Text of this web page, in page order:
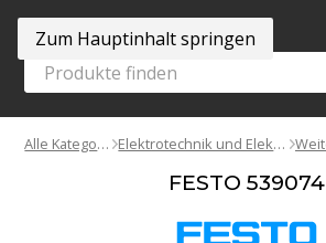
Zum Hauptinhalt springen
Alle Kategorien Elektrotechnik und Elektronik
FESTO 539074